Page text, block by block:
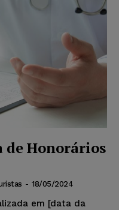
de Honorários
- 18/05/2024
em [data da